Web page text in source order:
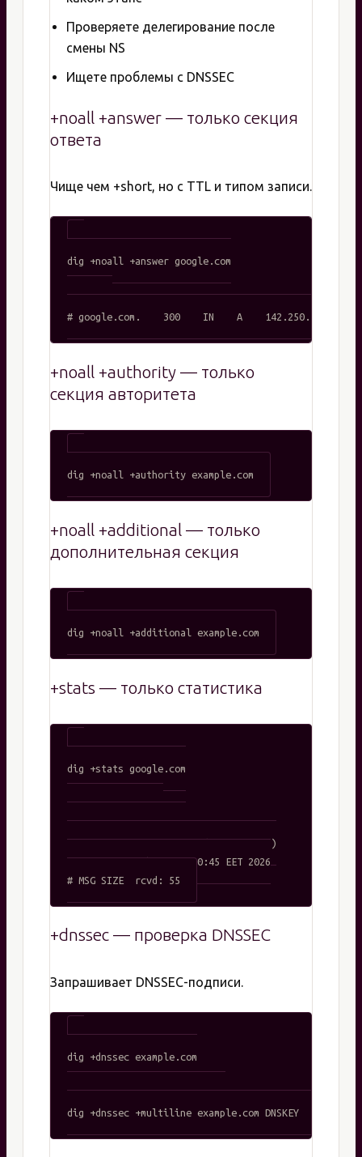
Проверяете делегирование после
смены NS
Ищете проблемы с DNSSEC
+noall +answer — только секция
ответа
Чище чем +short, но с TTL и типом записи.
dig +noall +answer google.com
# Вывод:
+noall +authority — только
секция авторитета
+noall +additional — только
дополнительная секция
+stats — только статистика
dig +stats google.com
# Вывод включает:
# Query time: 24 msec
# SERVER: 192.168.1.1#53(192.168.1.1)
# WHEN: Tue Feb 03 15:30:45 EET 2026
+dnssec — проверка DNSSEC
Запрашивает DNSSEC-подписи.
dig +dnssec example.com
# Проверка валидности DNSSEC